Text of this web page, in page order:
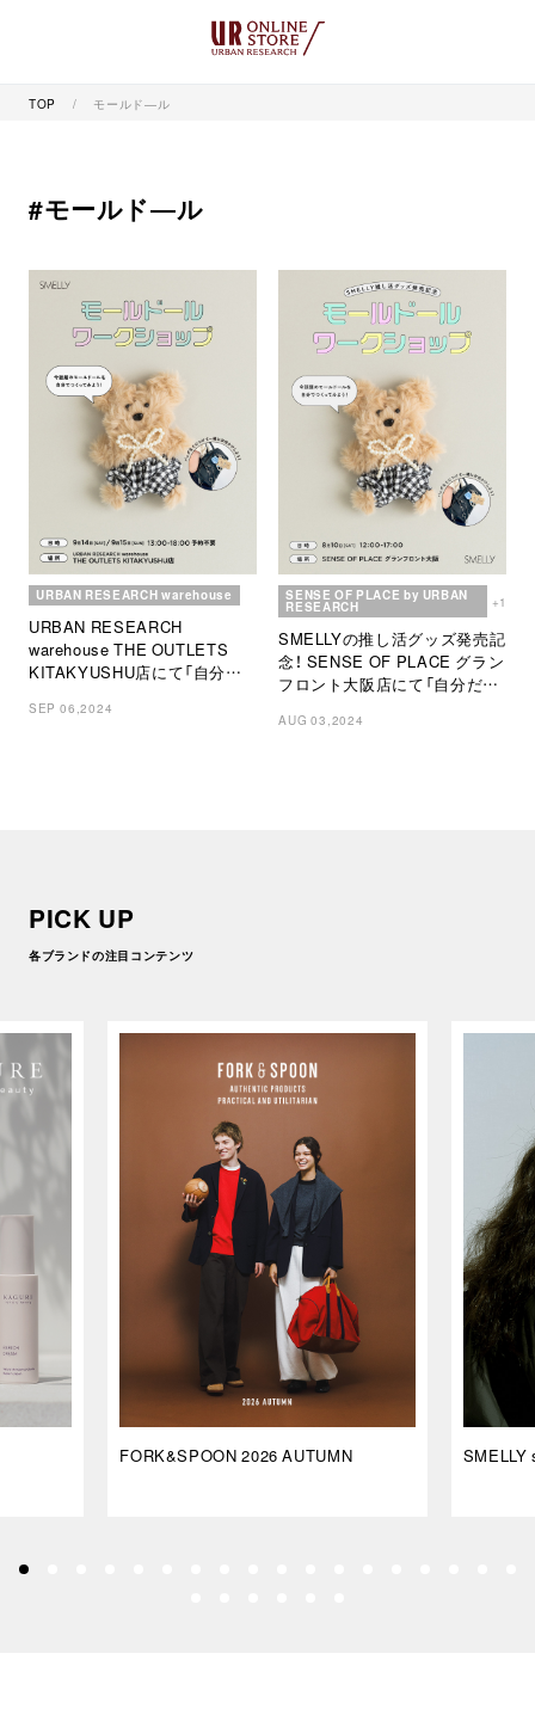
TOP モールド―ル
#モールド―ル
URBAN RESEARCH warehouse
URBAN RESEARCH
warehouse THE OUTLETS
KITAKYUSHU店にて「自分だ
クショップを開催！
SEP 06,2024
SENSE OF PLACE by URBAN
RESEARCH +1
SMELLYの推し活グッズ発売記
念！ SENSE OF PLACE グラン
フロント大阪店にて「自分だけ
ショップを開催！
AUG 03,2024
PICK UP
各ブランドの注目コンテンツ
FORK&SPOON 2026 AUTUMN SMELLY